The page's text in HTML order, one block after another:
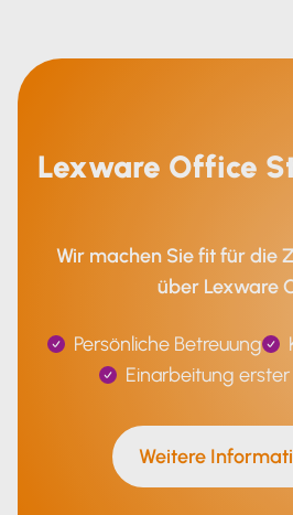
Lexware Office
Wir machen Sie fit für die
über Lexware
Persönliche Betreuung
Einarbeitung
Weitere